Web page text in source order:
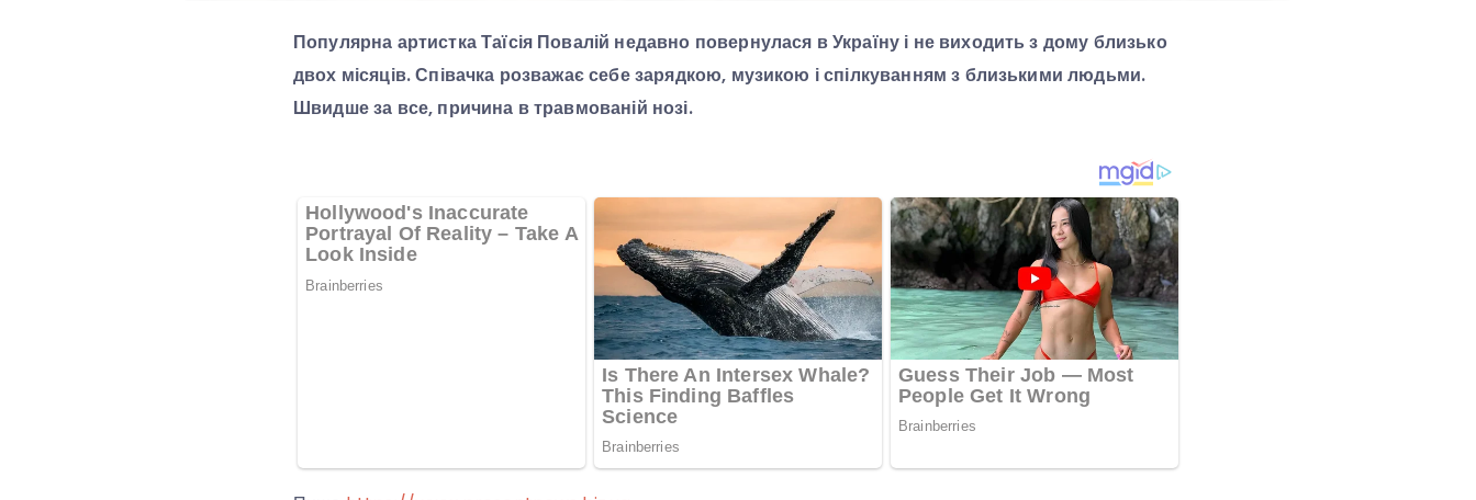
Популярна артистка Таїсія Повалій недавно повернулася в Україну і не виходить з дому близько
двох місяців. Співачка розважає себе зарядкою, музикою і спілкуванням з близькими людьми.
Швидше за все, причина в травмованій нозі.